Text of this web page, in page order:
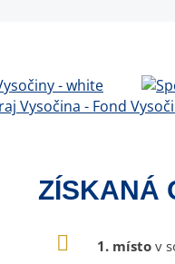
ZÍSKANÁ
1. místo v